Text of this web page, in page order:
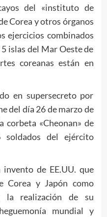
del «instituto de
Corea y otros órganos
ejercicios combinados
islas del Mar Oeste de
coreanas están en
en supersecreto por
del día 26 de marzo de
corbeta «Cheonan» de
del ejército
de EE.UU. que
Corea y Japón como
la realización de su
mundial y